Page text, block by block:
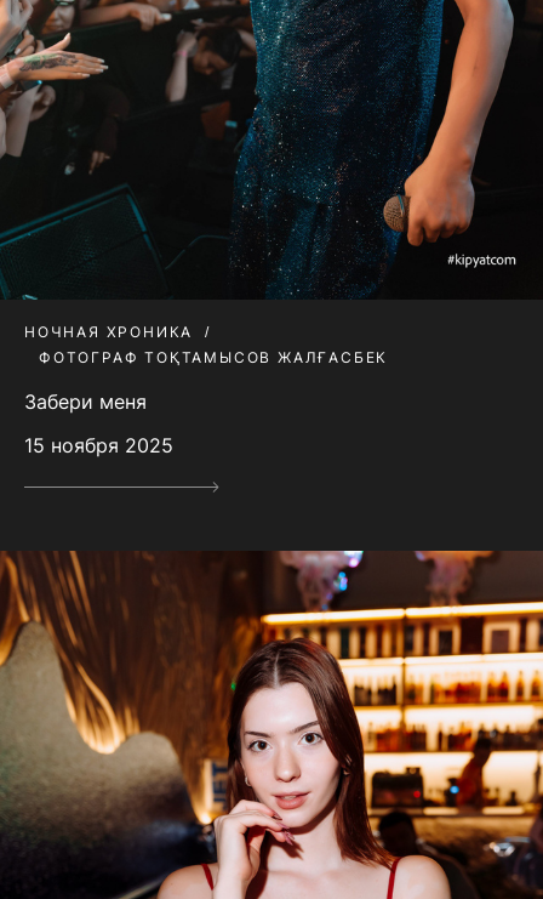
НОЧНАЯ ХРОНИКА
ФОТОГРАФ ТОҚТАМЫСОВ ЖАЛҒАСБЕК
Забери меня
15 ноября 2025